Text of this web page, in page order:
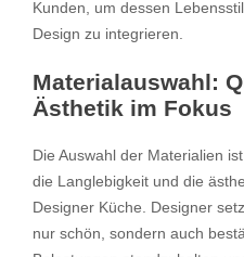
Kunden, um dessen
Design zu integrieren.
Materialauswahl:
Ästhetik im Fokus
Die Auswahl der Materialien
die Langlebigkeit und die
Designer Küche. Designer
nur schön, sondern auch